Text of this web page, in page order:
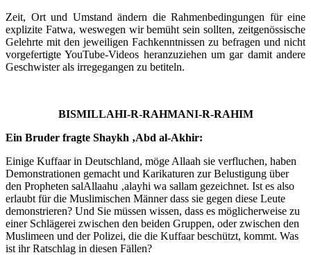
Zeit, Ort und Umstand ändern die Rahmenbedingungen für eine
explizite Fatwa, weswegen wir bemüht sein sollten, zeitgenössische
Gelehrte mit den jeweiligen Fachkenntnissen zu befragen und nicht
vorgefertigte YouTube-Videos heranzuziehen um gar damit andere
Geschwister als irregegangen zu betiteln.
BISMILLAHI-R-RAHMANI-R-RAHIM
Ein Bruder fragte Shaykh ‚Abd al-Akhir:
Einige Kuffaar in Deutschland, möge Allaah sie verfluchen, haben
Demonstrationen gemacht und Karikaturen zur Belustigung über
den Propheten salAllaahu ‚alayhi wa sallam gezeichnet. Ist es also
erlaubt für die Muslimischen Männer dass sie gegen diese Leute
demonstrieren? Und Sie müssen wissen, dass es möglicherweise zu
einer Schlägerei zwischen den beiden Gruppen, oder zwischen den
Muslimeen und der Polizei, die die Kuffaar beschützt, kommt. Was
ist ihr Ratschlag in diesen Fällen?